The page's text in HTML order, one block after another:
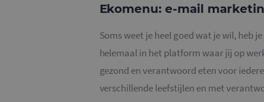
Ekomenu: e-mail
Soms weet je heel goed wat je wil, heb
helemaal in het platform waar jij op
gezond en verantwoord eten voor
verschillende leefstijlen en met
Naam
_ga